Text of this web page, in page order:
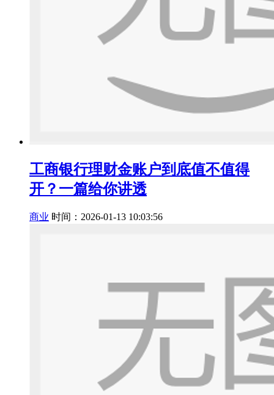
工商银行理财金账户到底值不值得
开？一篇给你讲透
商业 时间：2026-01-13 10:03:56